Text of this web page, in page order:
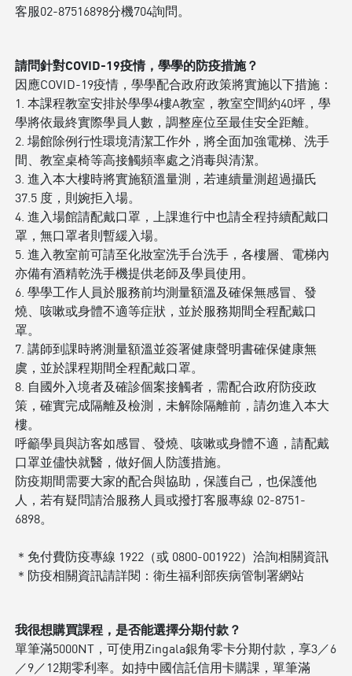
客服02-87516898分機704詢問。
請問針對COVID-19疫情，學學的防疫措施？
因應COVID-19疫情，學學配合政府政策將實施以下措施：
1. 本課程教室安排於學學4樓A教室，教室空間約40坪，學
學將依最終實際學員人數，調整座位至最佳安全距離。
2. 場館除例行性環境清潔工作外，將全面加強電梯、洗手
間、教室桌椅等高接觸頻率處之消毒與清潔。
3. 進入本大樓時將實施額溫量測，若連續量測超過攝氏
37.5 度，則婉拒入場。
4. 進入場館請配戴口罩，上課進行中也請全程持續配戴口
罩，無口罩者則暫緩入場。
5. 進入教室前可請至化妝室洗手台洗手，各樓層、電梯內
亦備有酒精乾洗手機提供老師及學員使用。
6. 學學工作人員於服務前均測量額溫及確保無感冒、發
燒、咳嗽或身體不適等症狀，並於服務期間全程配戴口
罩。
7. 講師到課時將測量額溫並簽署健康聲明書確保健康無
虞，並於課程期間全程配戴口罩。
8. 自國外入境者及確診個案接觸者，需配合政府防疫政
策，確實完成隔離及檢測，未解除隔離前，請勿進入本大
樓。
呼籲學員與訪客如感冒、發燒、咳嗽或身體不適，請配戴
口罩並儘快就醫，做好個人防護措施。
防疫期間需要大家的配合與協助，保護自己，也保護他
人，若有疑問請洽服務人員或撥打客服專線 02-8751-
6898。
＊免付費防疫專線 1922（或 0800-001922）洽詢相關資訊
＊防疫相關資訊請詳閱：衛生福利部疾病管制署網站
我很想購買課程，是否能選擇分期付款？
單筆滿5000NT，可使用Zingala銀角零卡分期付款，享3／6
／9／12期零利率。如持中國信託信用卡購課，單筆滿